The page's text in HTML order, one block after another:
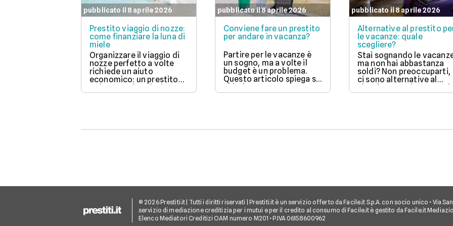
pubblicato il 8 aprile 2026
Prestito viaggio di nozze:
come finanziare la luna di
miele
Organizzare il viaggio di
nozze perfetto a volte
richiede un aiuto
economico: un prestito
può essere la soluzione.
Scopri come funziona,
in realtà senza stress.
pubblicato il 8 aprile 2026
Conviene fare un prestito
per andare in vacanza?
Partire per le vacanze è
un sogno, ma a volte il
budget è un problema.
Questo articolo spiega se
chiedere un prestito per
viaggiare è una buona
come gli interessi da
pubblicato il 8 aprile 2026
Alternative al prestito
le vacanze: quale
scegliere?
Stai sognando le
ma non hai abbastanza
soldi? Non preoccuparti,
ci sono alternative al
classico prestito! Scopri
come funzionano il "Paga
loro pro e contro, per
© 2026 Prestiti.it | Tutti i diritti riservati | Prestiti.it è un servizio offerto da Facile.it S.p.A. con socio unico • Via
servizio di mediazione creditizia per i mutui e per il credito al consumo di Facile.it è gestito da Facile.it
Elenco Mediatori Creditizi OAM numero M201 • P.IVA 06158600962